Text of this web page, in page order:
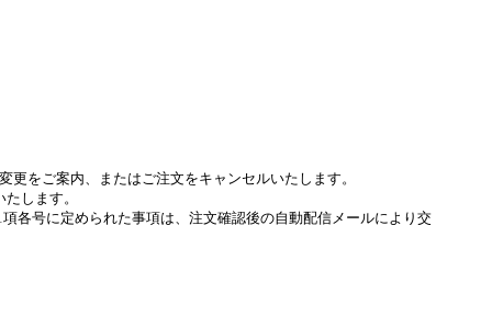
をご案内、またはご注文をキャンセルいたします。
します。
各号に定められた事項は、注文確認後の自動配信メールにより交